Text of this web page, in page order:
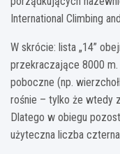
International Climbing
W skrócie: lista „14”
przekraczające 8000
poboczne (np.
rośnie – tylko że wtedy
Dlatego w obiegu
użyteczna liczba